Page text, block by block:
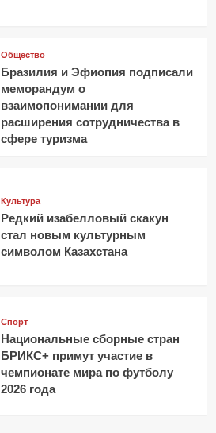
Общество
Бразилия и Эфиопия подписали
меморандум о
взаимопонимании для
расширения сотрудничества в
сфере туризма
Культура
Редкий изабелловый скакун
стал новым культурным
символом Казахстана
Спорт
Национальные сборные стран
БРИКС+ примут участие в
чемпионате мира по футболу
2026 года